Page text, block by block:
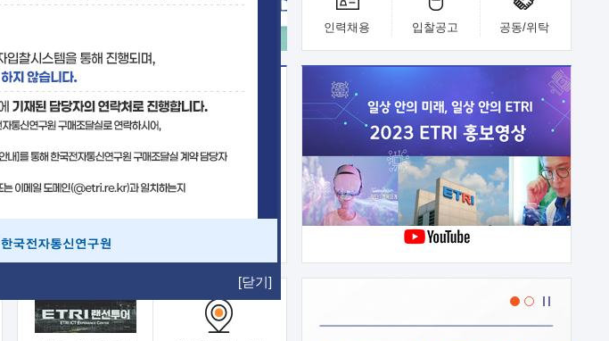
[닫기]
인력채용 입찰공고 공동/위탁
기술사업화플랫폼/기술이전
기술예고 중소기업 지원
보유특허 이전가능 기술
융합기술연구생산센터 반도체실험실